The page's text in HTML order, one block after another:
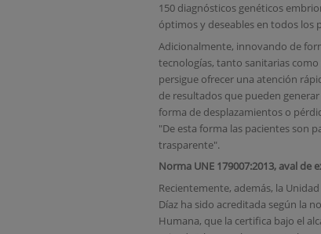
150 diagnósticos genéticos
óptimos y deseables en todos los
Adicionalmente, innovando de
tecnologías, tanto sanitarias como
persigue ofrecer una atención
de resultados que pueden
forma de desplazamientos o
"De esta forma las pacientes son
trasparente".
Norma UNE 179007:2013, aval de
Recientemente, además, la
Díaz ha sido acreditada según la
Humana, que la certifica bajo el